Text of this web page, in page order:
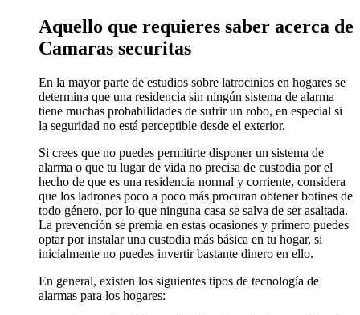
Aquello que requieres saber acerca de
Camaras securitas
En la mayor parte de estudios sobre latrocinios en hogares se
determina que una residencia sin ningún sistema de alarma
tiene muchas probabilidades de sufrir un robo, en especial si
la seguridad no está perceptible desde el exterior.
Si crees que no puedes permitirte disponer un sistema de
alarma o que tu lugar de vida no precisa de custodia por el
hecho de que es una residencia normal y corriente, considera
que los ladrones poco a poco más procuran obtener botines de
todo género, por lo que ninguna casa se salva de ser asaltada.
La prevención se premia en estas ocasiones y primero puedes
optar por instalar una custodia más básica en tu hogar, si
inicialmente no puedes invertir bastante dinero en ello.
En general, existen los siguientes tipos de tecnología de
alarmas para los hogares: